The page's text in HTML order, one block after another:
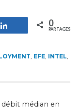
Partagez 0
PARTAGES
, EFE, INTEL,
débit médian en